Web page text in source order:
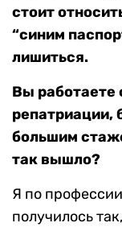
стоит
“синим
лишиться.
Вы работаете
репатриации,
большим
так вышло?
Я по
получилось